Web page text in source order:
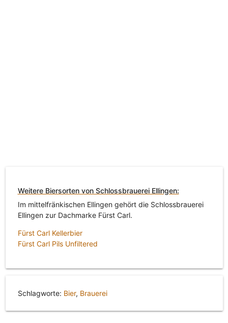
Weitere Biersorten von Schlossbrauerei Ellingen:
Im mittelfränkischen Ellingen gehört die Schlossbrauerei
Ellingen zur Dachmarke Fürst Carl.
Fürst Carl Kellerbier
Fürst Carl Pils Unfiltered
Schlagworte: Bier, Brauerei